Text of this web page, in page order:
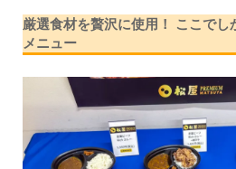
厳選食材を贅沢に使用！ ここでし
メニュー